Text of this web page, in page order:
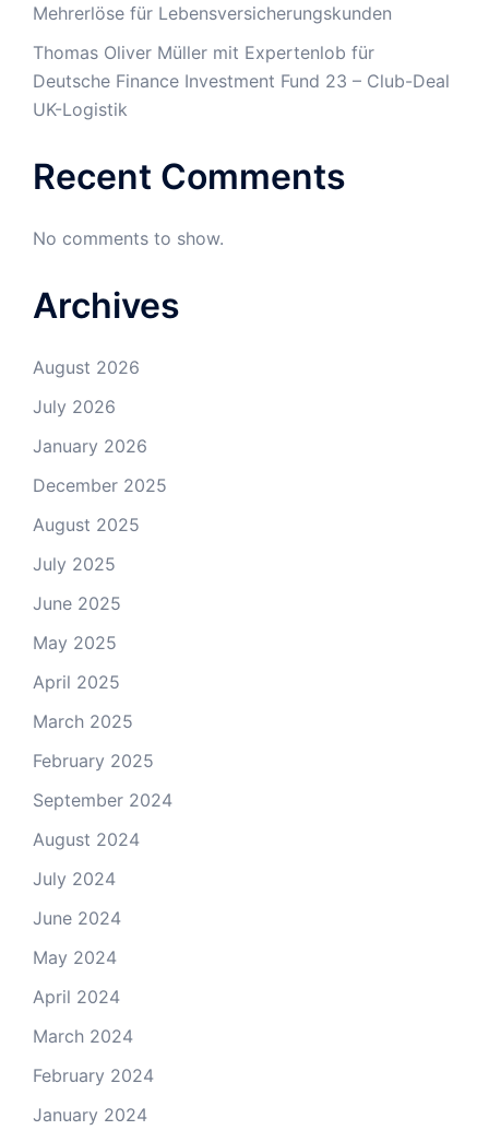
Mehrerlöse für Lebensversicherungskunden
Thomas Oliver Müller mit Expertenlob für
Deutsche Finance Investment Fund 23 – Club-Deal
UK-Logistik
Recent Comments
No comments to show.
Archives
August 2026
July 2026
January 2026
December 2025
August 2025
July 2025
June 2025
May 2025
April 2025
March 2025
February 2025
September 2024
August 2024
July 2024
June 2024
May 2024
April 2024
March 2024
February 2024
January 2024